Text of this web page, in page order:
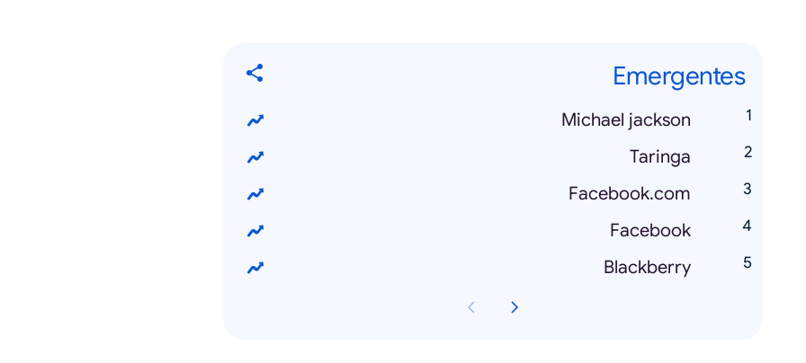
Emergentes
Michael jackson
Taringa
Facebook.com
Facebook
Blackberry